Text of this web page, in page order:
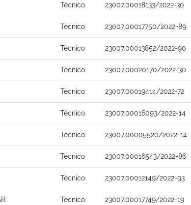
Técnico 23007.00018133/2022-30
Técnico 23007.00017750/2022-89
Técnico 23007.00013852/2022-90
Técnico 23007.00020170/2022-30
Técnico 23007.00019414/2022-72
Técnico 23007.00016093/2022-14
Técnico 23007.00005520/2022-14
Técnico 23007.00016543/2022-86
Técnico 23007.00012149/2022-93
Técnico 23007.00017749/2022-19